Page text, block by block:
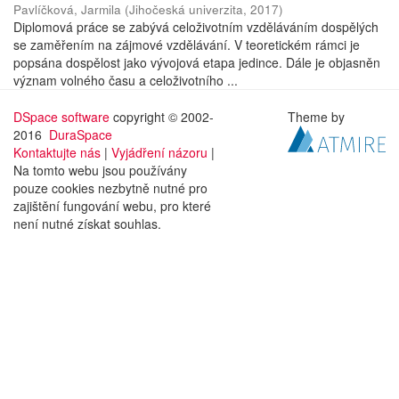
Pavlíčková, Jarmila (Jihočeská univerzita, 2017)
Diplomová práce se zabývá celoživotním vzděláváním dospělých
se zaměřením na zájmové vzdělávání. V teoretickém rámci je
popsána dospělost jako vývojová etapa jedince. Dále je objasněn
význam volného času a celoživotního ...
DSpace software copyright © 2002-
2016 DuraSpace
Kontaktujte nás | Vyjádření názoru |
Na tomto webu jsou používány
pouze cookies nezbytně nutné pro
zajištění fungování webu, pro které
není nutné získat souhlas.
Theme by